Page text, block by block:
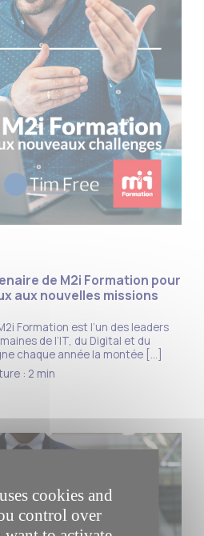
de M2i Formation pour
aux nouvelles missions
Formation est l’un des leaders
de l’IT, du Digital et du
chaque année la montée […]
: 2 min
cookies and
control over